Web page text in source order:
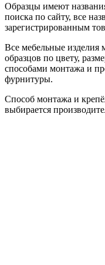
Образцы имеют
поиска по сайту, все
зарегистрированным
Все мебельные изделия
образцов по цвету,
способами монтажа и
фурнитуры.
Способ монтажа и
выбирается